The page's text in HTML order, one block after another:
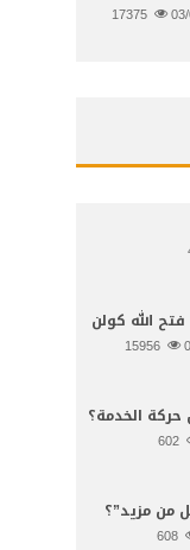
فتح الله كولن
الخدمة؟
من مزيد”؟